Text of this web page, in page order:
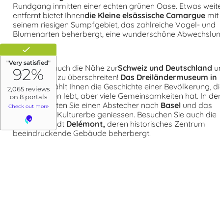
Rundgang inmitten einer echten grünen Oase. Etwas
entfernt bietet Ihnendie Kleine elsässische Camargue mit
seinem riesigen Sumpfgebiet, das zahlreiche Vogel- und
Blumenarten beherbergt, eine wunderschöne
Nutzen Sie auch die Nähe zurSchweiz und Deutschland
die Grenzen zu überschreiten! Das Dreiländermuseum in
Lörracherzählt Ihnen die Geschichte einer Bevölkerung,
drei Nationen lebt, aber viele Gemeinsamkeiten hat. In
Schweiz sollten Sie einen Abstecher nach Basel und das
fabelhaftes Kulturerbe geniessen. Besuchen Sie auch die
hübsche Stadt Delémont, deren historisches Zentrum
beeindruckende Gebäude beherbergt.